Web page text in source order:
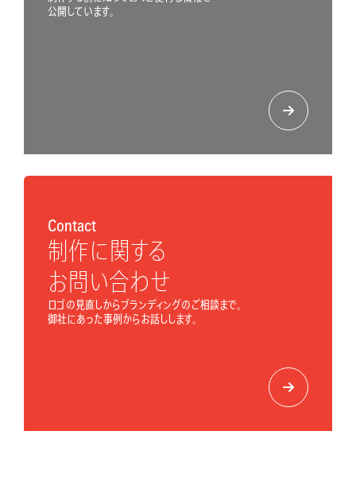
公開しています。
Contact
制作に関する
お問い合わせ
ロゴの見直しからブランディングのご相談まで。
御社にあった事例からお話しします。